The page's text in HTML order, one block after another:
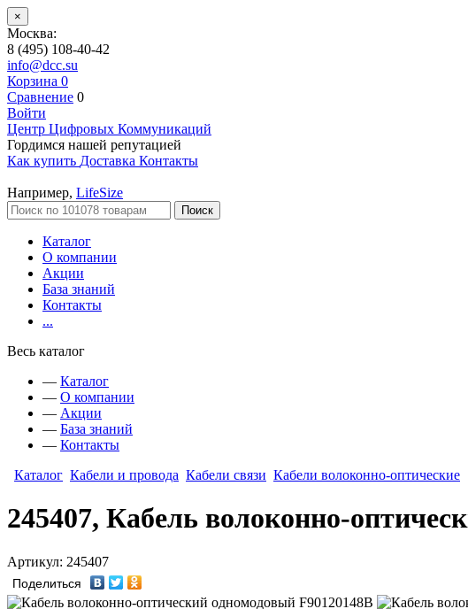
×
Москва:
8 (495) 108-40-42
info@dcc.su
Корзина 0
Сравнение 0
Войти
Центр Цифровых Коммуникаций
Гордимся нашей репутацией
Как купить Доставка Контакты
Например, LifeSize
Поиск
Каталог
О компании
Акции
База знаний
Контакты
...
Весь каталог
— Каталог
— О компании
— Акции
— База знаний
— Контакты
Каталог Кабели и провода Кабели связи Кабели волоконно-оптические
245407, Кабель волоконно-
Артикул: 245407
Поделиться